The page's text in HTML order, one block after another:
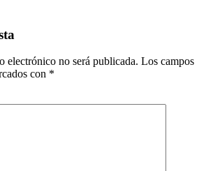
electrónico no será publicada. Los campos
con *